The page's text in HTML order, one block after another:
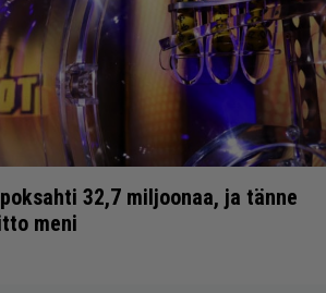
32,7 miljoonaa, ja tänne
meni